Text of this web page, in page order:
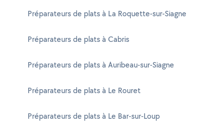
Préparateurs de plats à La Roquette-sur-Siagne
Préparateurs de plats à Cabris
Préparateurs de plats à Auribeau-sur-Siagne
Préparateurs de plats à Le Rouret
Préparateurs de plats à Le Bar-sur-Loup